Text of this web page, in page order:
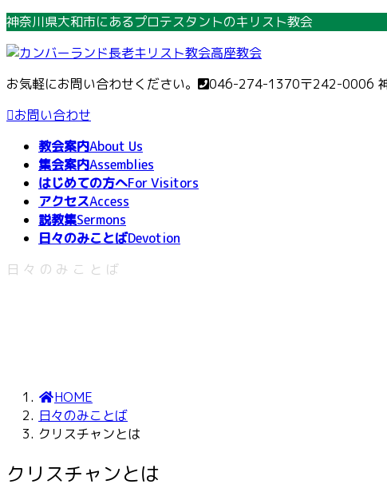
コ
テ
ン
ツ
へ
ナ
ゲ
ー
シ
ョ
神奈川県大和市にあるプロテスタントのキリスト教会
お気軽にお問い合わせください。 046-274-1370〒242-0006
お問い合わせ
教会案内About Us
集会案内Assemblies
はじめての方へFor Visitors
アクセスAccess
説教集Sermons
日々のみことばDevotion
日々のみことば
HOME
日々のみことば
クリスチャンとは
クリスチャンとは